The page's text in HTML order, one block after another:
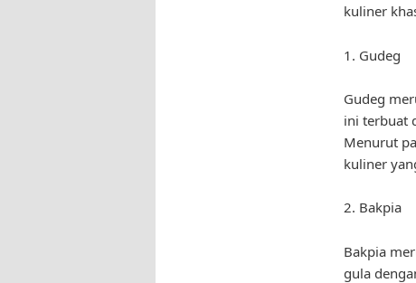
kuliner
1. Gudeg
Gudeg
ini terbuat
Menurut
kuliner
2. Bakpia
Bakpia
gula